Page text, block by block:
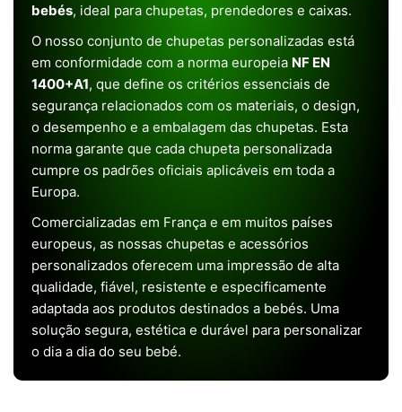
bebés, ideal para chupetas, prendedores e caixas.
O nosso conjunto de chupetas personalizadas está
em conformidade com a norma europeia NF EN
1400+A1, que define os critérios essenciais de
segurança relacionados com os materiais, o design,
o desempenho e a embalagem das chupetas. Esta
norma garante que cada chupeta personalizada
cumpre os padrões oficiais aplicáveis em toda a
Europa.
Comercializadas em França e em muitos países
europeus, as nossas chupetas e acessórios
personalizados oferecem uma impressão de alta
qualidade, fiável, resistente e especificamente
adaptada aos produtos destinados a bebés. Uma
solução segura, estética e durável para personalizar
o dia a dia do seu bebé.